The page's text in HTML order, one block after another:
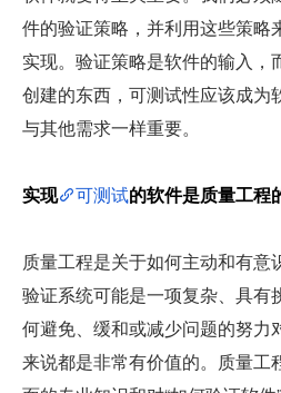
件的验证策略，并利用这些策略
实现。验证策略是软件的输入，
创建的东西，可测试性应该成为
与其他需求一样重要。
实现 可测试的软件是质量工程
质量工程是关于如何主动和有意
验证系统可能是一项复杂、具有
何避免、缓和或减少问题的努力
来说都是非常有价值的。质量工